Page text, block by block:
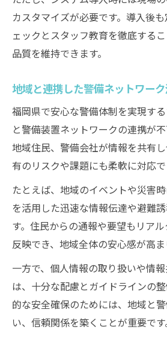
カスタマイズが必要です。導入後
ェックとスタッフ教育を徹底する
品質を維持できます。
地域と連携した警備ネットワー
福岡県で安心な警備体制を実現す
と警備装置ネットワークの連携が
地域住民、警備会社が情報を共有
有のリスクや課題にも柔軟に対応で
たとえば、地域のイベントや災害
を活用した迅速な情報伝達や避難
す。住民からの通報や要望もリア
反映でき、地域全体の安心感が高ま
一方で、個人情報の取り扱いや情
は、十分な配慮とガイドラインの
的な安全確保のためには、地域と
い、信頼関係を築くことが重要です